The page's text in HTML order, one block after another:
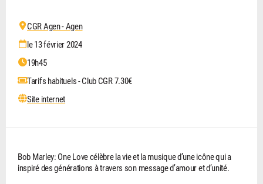
CGR Agen - Agen
le 13 février 2024
19h45
Tarifs habituels - Club CGR 7.30€
Site internet
Bob Marley: One Love célèbre la vie et la musique d’une icône qui a
inspiré des générations à travers son message d’amour et d’unité.